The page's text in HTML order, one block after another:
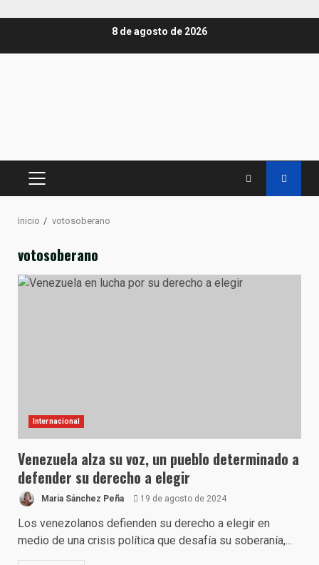
8 de agosto de 2026
MENÚ
Inicio votosoberano
votosoberano
Internacional
Venezuela alza su voz, un pueblo determinado a
defender su derecho a elegir
Maria Sánchez Peña 19 de agosto de 2024
Los venezolanos defienden su derecho a elegir en
medio de una crisis política que desafía su soberanía,...